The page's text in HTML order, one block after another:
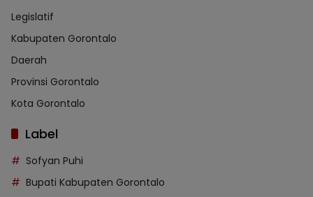
Legislatif
Kabupaten Gorontalo
Daerah
Provinsi Gorontalo
Kota Gorontalo
Label
Sofyan Puhi
Bupati Kabupaten Gorontalo